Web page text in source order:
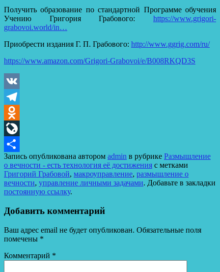
Получить образование по стандартной Программе обучения
Учению Григория Грабового: https://www.grigori-
grabovoi.world/in…
Приобрести издания Г. П. Грабового: http://www.ggrig.com/ru/
https://www.amazon.com/Grigori-Grabovoi/e/B008RKQD3S
VK
Telegram
Odnoklassniki
LiveJournal
Отправить
Запись опубликована автором admin в рубрике Размышление
о вечности - есть технология её достижения с метками
Григорий Грабовой, макроуправление, размышление о
вечности, управление личными задачами. Добавьте в закладки
постоянную ссылку.
Добавить комментарий
Ваш адрес email не будет опубликован. Обязательные поля
помечены *
Комментарий *